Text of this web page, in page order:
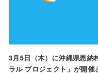
3月5日（木）に沖縄県恩納
ラル プロジェクト」が開催